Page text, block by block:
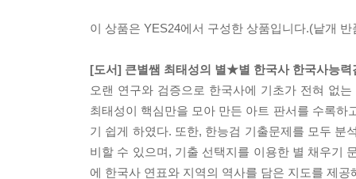
이 상품은 YES24에서 구성한 상품입니다.(낱개 반
[도서] 큰별쌤 최태성의 별★별 한국사 한국사능력
오랜 연구와 검증으로 한국사에 기초가 전혀 없
최태성이 핵심만을 모아 만든 아트 판서를 수록
기 쉽게 하였다. 또한, 한능검 기출문제를 모두 분
비할 수 있으며, 기출 선택지를 이용한 별 채우기
에 한국사 연표와 지역의 역사를 담은 지도를 제